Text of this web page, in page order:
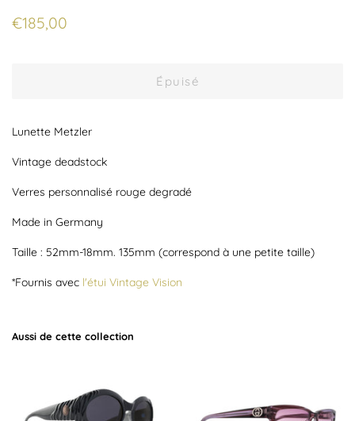
Prix
€185,00
Épuisé
Lunette Metzler
Vintage deadstock
Verres personnalisé rouge degradé
Made in Germany
Taille : 52mm-18mm. 135mm (correspond à une petite taille)
*Fournis avec l'étui Vintage Vision
Aussi de cette collection